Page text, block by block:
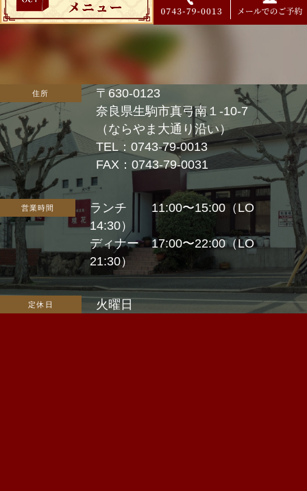
住所
〒630-0123
奈良県生駒市真弓南１-10-7
（ならやま大通り沿い）
TEL：0743-79-0013
FAX：0743-79-0031
営業時間
ランチ 11:00〜15:00（LO
14:30）
ディナー 17:00〜22:00（LO
21:30）
定休日 火曜日